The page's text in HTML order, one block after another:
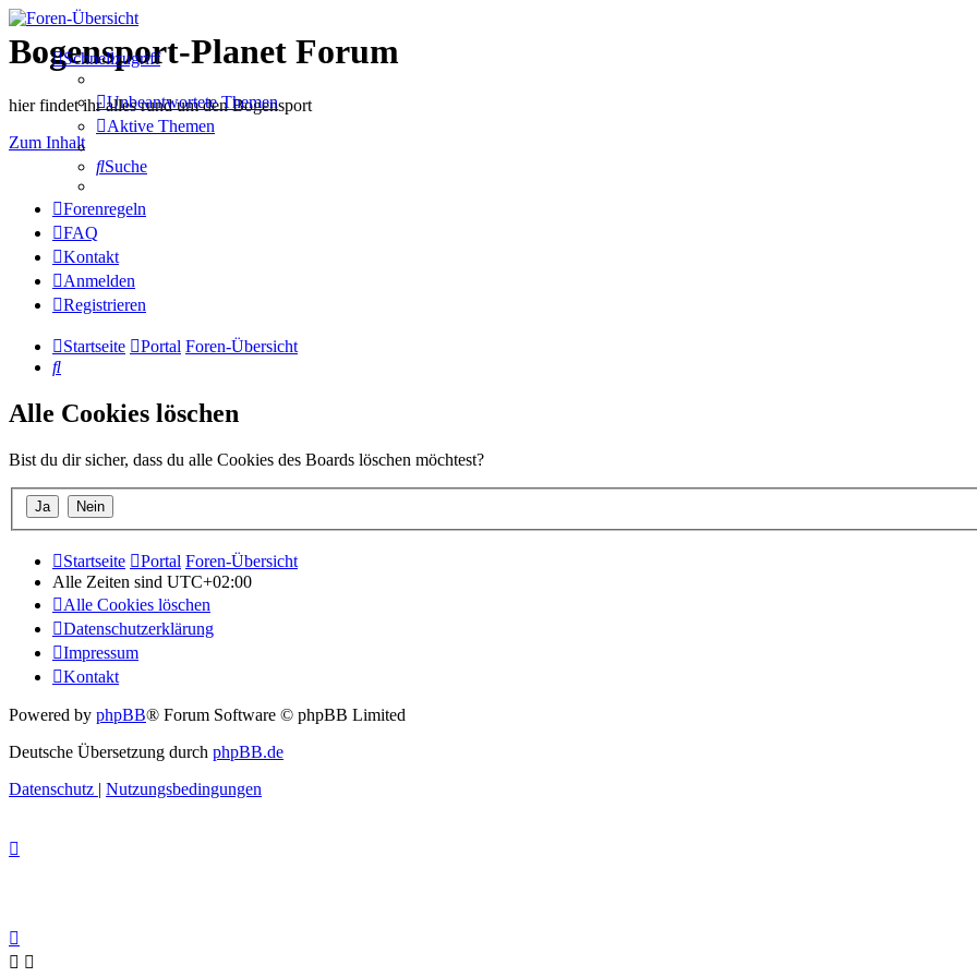
Bogensport-Planet Forum
hier findet ihr alles rund um den Bogensport
Zum Inhalt
Schnellzugriff
Unbeantwortete Themen
Aktive Themen
Suche
Forenregeln
FAQ
Kontakt
Anmelden
Registrieren
Startseite Portal Foren-Übersicht
Suche
Alle Cookies löschen
Bist du dir sicher, dass du alle Cookies des Boards löschen möchtest?
Startseite Portal Foren-Übersicht
Alle Zeiten sind UTC+02:00
Alle Cookies löschen
Datenschutzerklärung
Impressum
Kontakt
Powered by phpBB® Forum Software © phpBB Limited
Deutsche Übersetzung durch phpBB.de
Datenschutz | Nutzungsbedingungen